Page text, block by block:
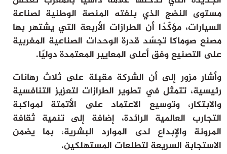
مستوى النضج الذي بلغته المنصة الوطنية لصناعة
السيارات، مؤكّدًا أن الطرازات الأربعة التي يشتهر بها
مصنع صوماكا تجسّد قدرة الوحدات الصناعية المغربية
على التصنيع وفق أعلى المعايير المعتمدة دوليًا.
وأشار مزور إلى أن الشركة مقبلة على ثلاث رهانات
رئيسية، تتمثل في تطوير الطرازات لتعزيز التنافسية
والابتكار، وتوسيع الاعتماد على الأتمتة لمواكبة
التجارب العالمية الرائدة، إضافة إلى تنمية ثقافة
المرونة والإبداع لدى الموارد البشرية، بما يضمن
الاستجابة السريعة لتطلعات المستهلكين.